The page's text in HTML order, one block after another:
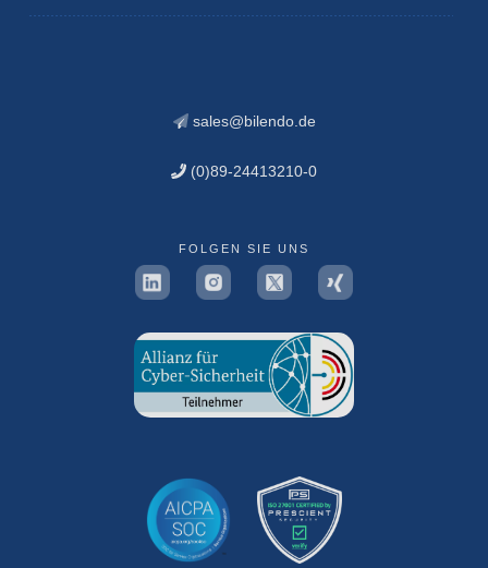
sales@bilendo.de
(0)89-24413210-0
FOLGEN SIE UNS